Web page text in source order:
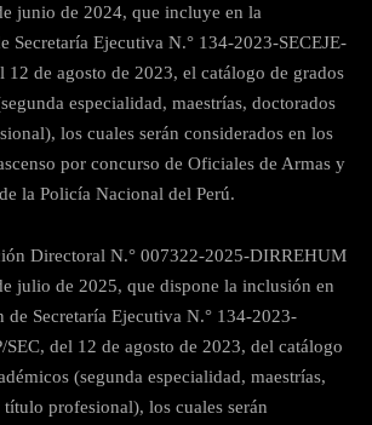
junio de 2024, que incluye en la
Secretaría Ejecutiva N.° 134-2023-SECEJE-
12 de agosto de 2023, el catálogo de grados
especialidad, maestrías, doctorados
los cuales serán considerados en los
por concurso de Oficiales de Armas y
la Policía Nacional del Perú.
Directoral N.° 007322-2025-DIRREHUM
julio de 2025, que dispone la inclusión en
de Secretaría Ejecutiva N.° 134-2023-
SEC, del 12 de agosto de 2023, del catálogo
(segunda especialidad, maestrías,
profesional), los cuales serán